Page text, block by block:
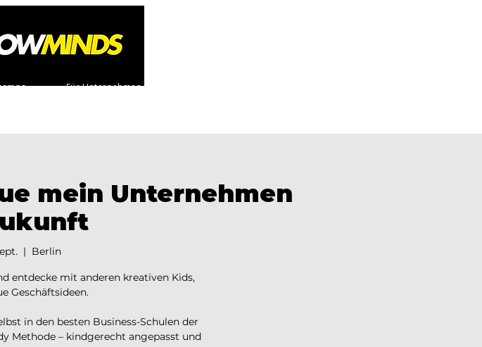
Für Unternehmen
mein Unternehmen
  |
Berlin
entdecke mit anderen kreativen Kids,
Geschäftsideen.
in den besten Business-Schulen der
Methode – kindgerecht angepasst und